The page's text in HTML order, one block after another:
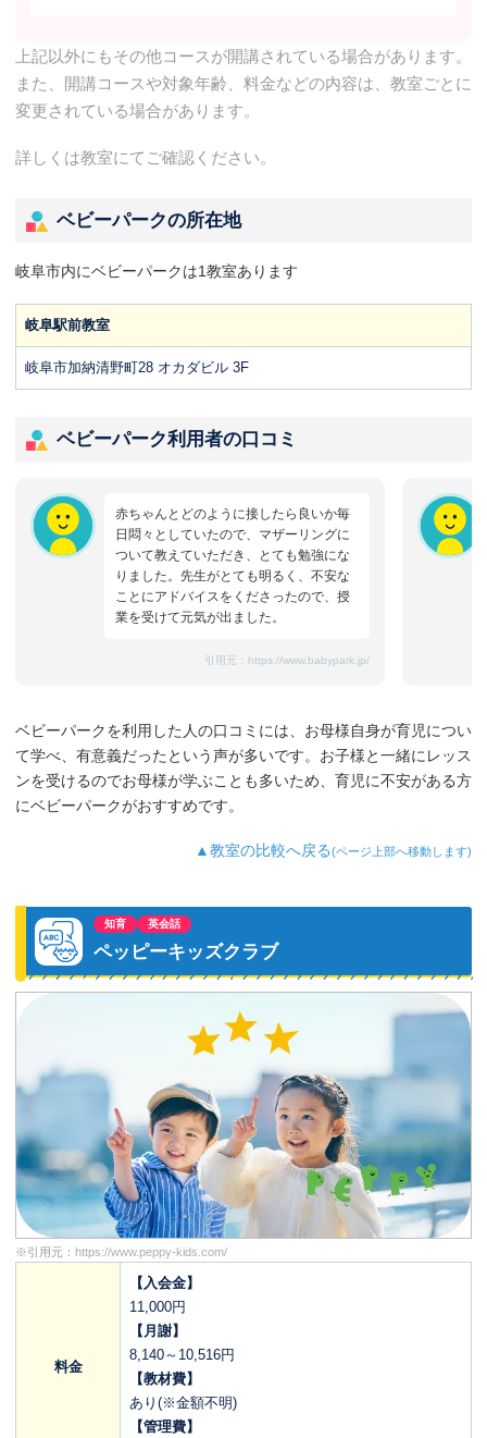
上記以外にもその他コースが開講されている場合があります。
また、開講コースや対象年齢、料金などの内容は、教室ごとに
変更されている場合があります。
詳しくは教室にてご確認ください。
ベビーパークの所在地
岐阜市内にベビーパークは1教室あります
岐阜駅前教室
岐阜市加納清野町28 オカダビル 3F
ベビーパーク利用者の口コミ
赤ちゃんとどのように接したら良いか毎
日悶々としていたので、マザーリングに
ついて教えていただき、とても勉強にな
りました。先生がとても明るく、不安な
ことにアドバイスをくださったので、授
業を受けて元気が出ました。
引用元： https://www.babypark.jp/
ベビーパークを利用した人の口コミには、お母様自身が育児につい
て学べ、有意義だったという声が多いです。お子様と一緒にレッス
ンを受けるのでお母様が学ぶことも多いため、育児に不安がある方
にベビーパークがおすすめです。
▲教室の比較へ戻る(ページ上部へ移動します)
知育 英会話
ペッピーキッズクラブ
※引用元： https://www.peppy-kids.com/
料金
【入会金】
11,000円
【月謝】
8,140～10,516円
【教材費】
あり(※金額不明)
【管理費】